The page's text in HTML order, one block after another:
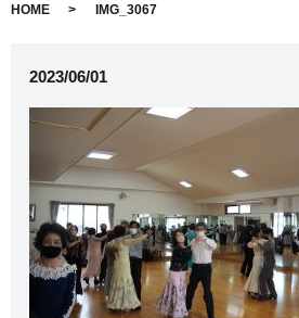
HOME IMG_3067
2023/06/01